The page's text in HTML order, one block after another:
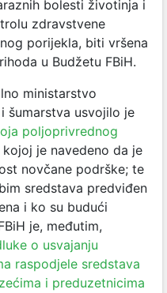
bolesti životinja i
zdravstvene
porijekla, biti vršena
u Budžetu FBiH.
ministarstvo
šumarstva usvojilo je
poljoprivrednog
kojoj je navedeno da je
novčane podrške; te
sredstava predviđen
i ko su budući
je, međutim,
o usvajanju
raspodjele sredstava
i preduzetnicima